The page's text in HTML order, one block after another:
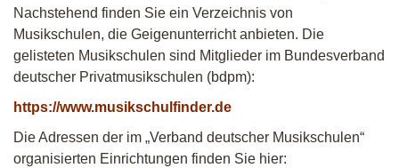
Nachstehend finden Sie ein Verzeichnis von
Musikschulen, die Geigenunterricht anbieten. Die
gelisteten Musikschulen sind Mitglieder im Bundesverband
deutscher Privatmusikschulen (bdpm):
https://www.musikschulfinder.de
Die Adressen der im „Verband deutscher Musikschulen“
organisierten Einrichtungen finden Sie hier: